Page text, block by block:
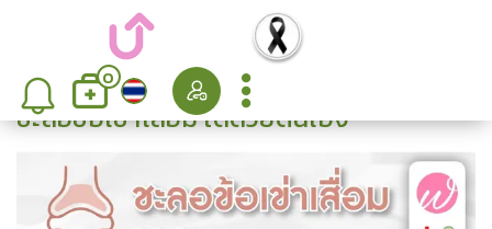
0
ชะลอข้อเข่าเสื่อม ได้ด้วยตนเอง